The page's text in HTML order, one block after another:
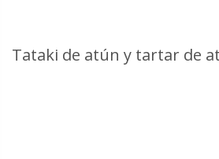
Tataki de atún y tartar de